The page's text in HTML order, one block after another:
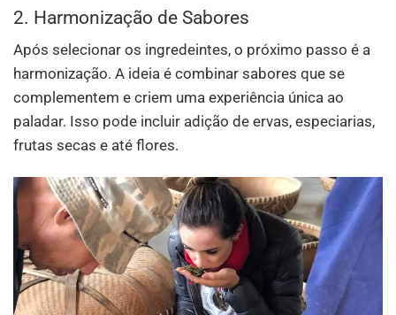
2. Harmonização de Sabores
Após selecionar os ingredeintes, o próximo passo é a
harmonização. A ideia é combinar sabores que se
complementem e criem uma experiência única ao
paladar. Isso pode incluir adição de ervas, especiarias,
frutas secas e até flores.